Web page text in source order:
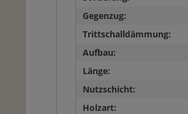
Gegenzug:
Trittschalldämmung:
Aufbau:
Länge:
Nutzschicht:
Holzart: